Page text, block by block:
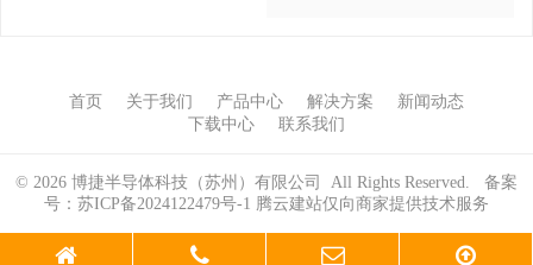
首页 关于我们 产品中心 解决方案
新闻动态
下载中心
联系我们
© 2026 博捷半导体科技（苏州）有限公司 All Rights Reserved. 备案
号： 苏ICP备2024122479号-1 腾云建站仅向商家提供技术服务